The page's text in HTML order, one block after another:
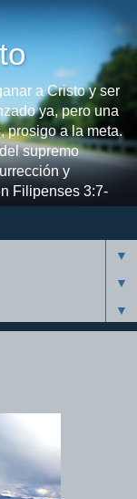
a Cristo y ser
ya, pero una
prosigo a la meta.
supremo
y
Filipenses 3:7-
▼
▼
▼